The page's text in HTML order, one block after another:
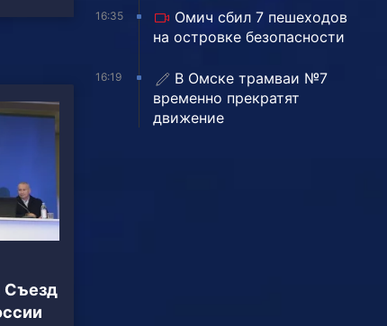
Съезд
16:35
Омич сбил 7 пешеходов
на островке безопасности
16:19
В Омске трамваи №7
временно прекратят
движение